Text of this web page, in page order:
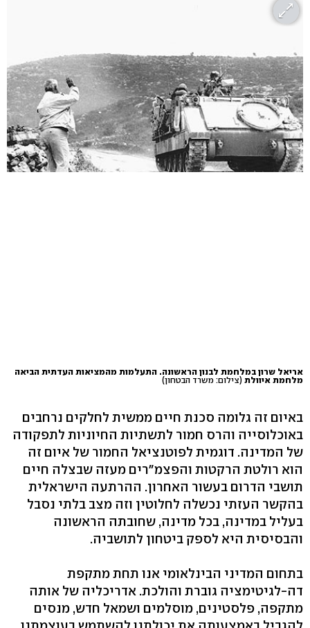
אריאל שרון במלחמת לבנון הראשונה. התעלמות מהמציאות העדתית הביאה
מלחמת איוולת (צילום: משרד הבטחון)
באיום זה גלומה סכנת חיים ממשית לחלקים נרחבים
באוכלוסייה והרס חמור לתשתיות החיוניות לתפקודה
של המדינה. דוגמית לפוטנציאל החמור של איום זה
הוא רולטת הרקטות והפצמ"רים מעזה שבצלה חיים
תושבי הדרום בעשור האחרון. ההרתעה הישראלית
בהקשר העזתי נכשלה לחלוטין וזה מצב בלתי נסבל
בעליל במדינה, בכל מדינה, שחובתה הראשונה
והבסיסית היא לספק ביטחון לתושביה.
בתחום המדיני הבינלאומי אנו תחת מתקפת
דה-לגיטימציה גוברת והולכת. אדריכליה של אותה
מתקפה, פלסטינים, מוסלמים ושמאל חדש, מנסים